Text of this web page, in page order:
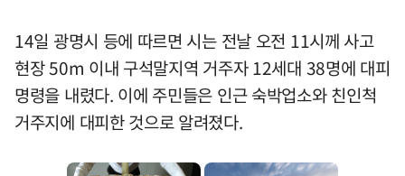
14일 광명시 등에 따르면 시는 전날 오전 11시께 사고
현장 50m 이내 구석말지역 거주자 12세대 38명에 대피
명령을 내렸다. 이에 주민들은 인근 숙박업소와 친인척
거주지에 대피한 것으로 알려졌다.